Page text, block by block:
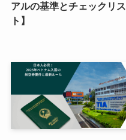
アルの基準とチェックリス
ト】